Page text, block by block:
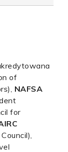
of
NAFSA
for